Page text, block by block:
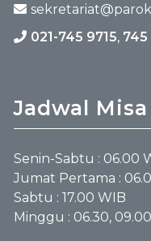
021-745 9715, 745
Jadwal Misa
Senin-Sabtu : 06.00
Jumat Pertama :
Sabtu : 17.00 WIB
Minggu : 06.30,